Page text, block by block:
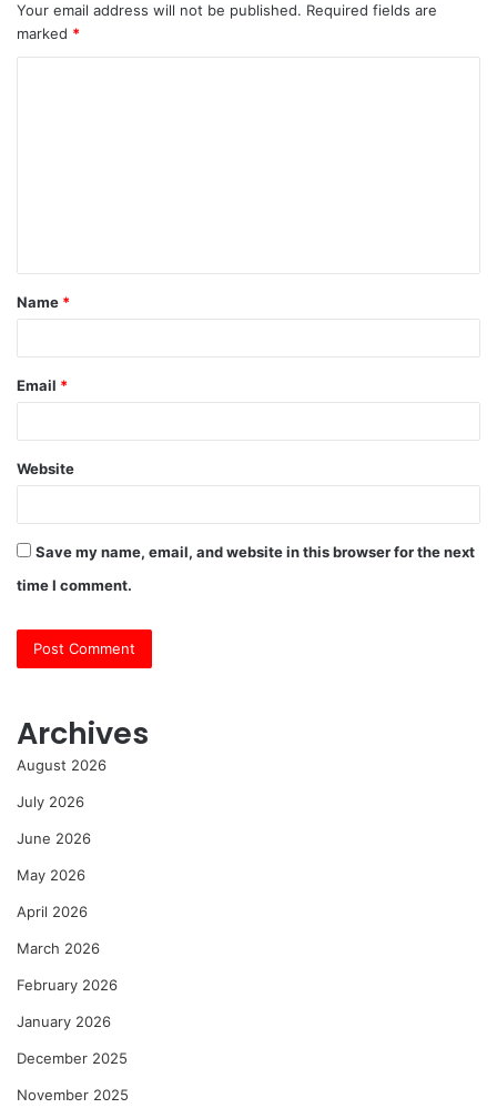
Your email address will not be published. Required fields are
marked *
t
*
Name *
Email *
Website
Save my name, email, and website in this browser for the next
time I comment.
Archives
August 2026
July 2026
June 2026
May 2026
April 2026
March 2026
February 2026
January 2026
December 2025
November 2025